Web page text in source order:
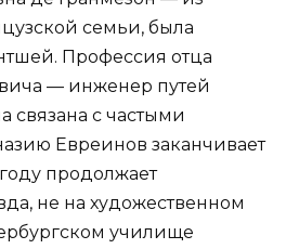
семьи, была
Профессия отца
— инженер путей
с частыми
Евреинов заканчивает
продолжает
не на художественном
училище